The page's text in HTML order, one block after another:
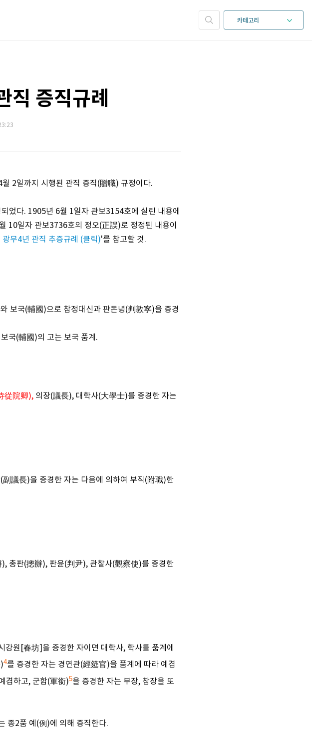
카테고리
직 증직규례
2일까지 시행된 관직 증직(贈職) 규정이다.
었다. 1905년 6월 1일자 관보3154호에 실린 내용에
10일자 관보3736호의 정오(正誤)로 정정된 내용이
광무4년 관직 추증규례 (클릭)'를 참고할 것.
보국(輔國)으로 참정대신과 판돈녕(判敦寧)을 증경
국(輔國)의 고는 보국 품계.
從院卿), 의장(議長), 대학사(大學士)를 증경한 자는
議長)을 증경한 자는 다음에 의하여 부직(附職)한
총판(摠辦), 판윤(判尹), 관찰사(觀察使)를 증경한
원[春坊]을 증경한 자이면 대학사, 학사를 품계에
4를 증경한 자는 경연관(經筵官)을 품계에 따라 예겸
겸하고, 군함(軍銜)5을 증경한 자는 부장, 참장을 또
종2품 예(例)에 의해 증직한다.